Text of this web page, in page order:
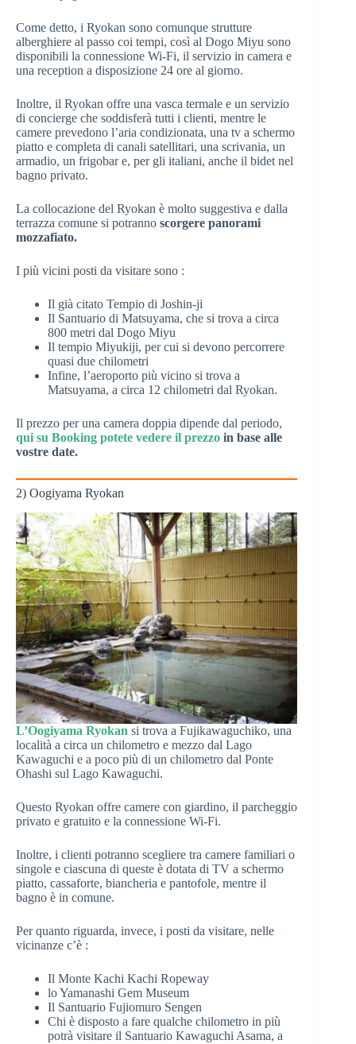
Come detto, i Ryokan sono comunque strutture
alberghiere al passo coi tempi, così al Dogo Miyu sono
disponibili la connessione Wi-Fi, il servizio in camera e
una reception a disposizione 24 ore al giorno.
Inoltre, il Ryokan offre una vasca termale e un servizio
di concierge che soddisferà tutti i clienti, mentre le
camere prevedono l’aria condizionata, una tv a schermo
piatto e completa di canali satellitari, una scrivania, un
armadio, un frigobar e, per gli italiani, anche il bidet nel
bagno privato.
La collocazione del Ryokan è molto suggestiva e dalla
terrazza comune si potranno scorgere panorami
mozzafiato.
I più vicini posti da visitare sono :
Il già citato Tempio di Joshin-ji
Il Santuario di Matsuyama, che si trova a circa
800 metri dal Dogo Miyu
Il tempio Miyukiji, per cui si devono percorrere
quasi due chilometri
Infine, l’aeroporto più vicino si trova a
Matsuyama, a circa 12 chilometri dal Ryokan.
Il prezzo per una camera doppia dipende dal periodo,
qui su Booking potete vedere il prezzo in base alle
vostre date.
2) Oogiyama Ryokan
L’Oogiyama Ryokan si trova a Fujikawaguchiko, una
località a circa un chilometro e mezzo dal Lago
Kawaguchi e a poco più di un chilometro dal Ponte
Ohashi sul Lago Kawaguchi.
Questo Ryokan offre camere con giardino, il parcheggio
privato e gratuito e la connessione Wi-Fi.
Inoltre, i clienti potranno scegliere tra camere familiari o
singole e ciascuna di queste è dotata di TV a schermo
piatto, cassaforte, biancheria e pantofole, mentre il
bagno è in comune.
Per quanto riguarda, invece, i posti da visitare, nelle
vicinanze c’è :
Il Monte Kachi Kachi Ropeway
lo Yamanashi Gem Museum
Il Santuario Fujiomuro Sengen
Chi è disposto a fare qualche chilometro in più
potrà visitare il Santuario Kawaguchi Asama, a